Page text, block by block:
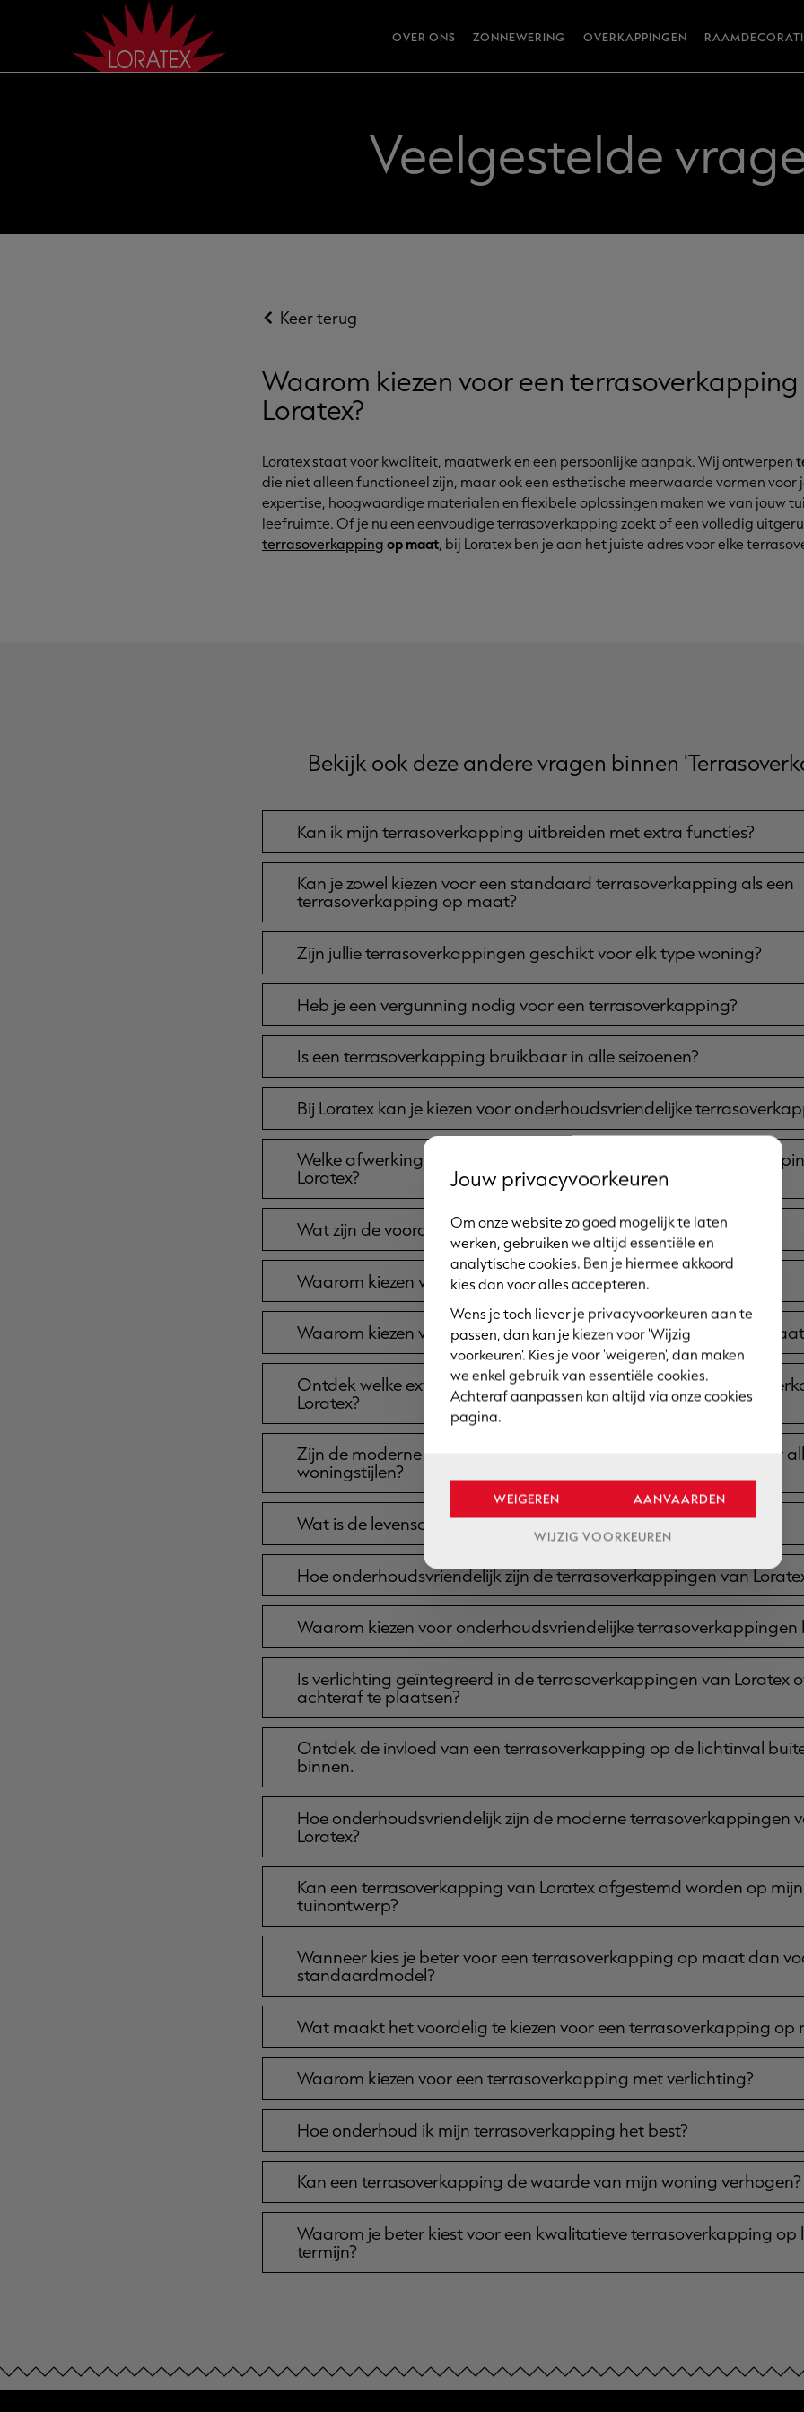
OVER ONS ZONNEWERING OVERKAPPINGEN
Veelgestelde
Keer terug
Waarom kiezen voor een terrasoverkapping
Loratex?
Loratex staat voor kwaliteit, maatwerk en een persoonlijke aanpak. Wij ontwerpen
die niet alleen functioneel zijn, maar ook een esthetische meerwaarde vormen voor
expertise, hoogwaardige materialen en flexibele oplossingen maken we van jouw
leefruimte. Of je nu een eenvoudige terrasoverkapping zoekt of een volledig
terrasoverkappingop maat, bij Loratex ben je aan het juiste adres voor elke
Bekijk ook deze andere vragen binnen
Kan ik mijn terrasoverkapping uitbreiden met extra functies?
Kan je zowel kiezen voor een standaard terrasoverkapping als een
terrasoverkapping op maat?
Zijn jullie terrasoverkappingen geschikt voor elk type woning?
Heb je een vergunning nodig voor een terrasoverkapping?
Is een terrasoverkapping bruikbaar in alle seizoenen?
Bij Loratex kan je kiezen voor onderhoudsvriendelijke
Welke afwerking en kleuren zijn mogelijk voor een
Loratex?
Wat zijn de voordelen van een terrasoverkapping op maat?
Waarom kiezen voor een terrasoverkapping met lamellen?
Waarom kiezen voor Loratex voor jouw terrasoverkapping op
Ontdek welke extra opties mogelijk zijn bij de moderne
Loratex?
Zijn de moderne terrasoverkappingen van Loratex geschikt voor
woningstijlen?
Wat is de levensduur van een terrasoverkapping van Loratex?
Hoe onderhoudsvriendelijk zijn de terrasoverkappingen van
Waarom kiezen voor onderhoudsvriendelijke terrasoverkappingen
Is verlichting geïntegreerd in de terrasoverkappingen van Loratex
achteraf te plaatsen?
Ontdek de invloed van een terrasoverkapping op de lichtinval
binnen.
Hoe onderhoudsvriendelijk zijn de moderne terrasoverkappingen
Loratex?
Kan een terrasoverkapping van Loratex afgestemd worden op mijn
tuinontwerp?
Wanneer kies je beter voor een terrasoverkapping op maat dan
standaardmodel?
Wat maakt het voordelig te kiezen voor een terrasoverkapping op
Waarom kiezen voor een terrasoverkapping met verlichting?
Hoe onderhoud ik mijn terrasoverkapping het best?
Kan een terrasoverkapping de waarde van mijn woning verhogen?
Waarom je beter kiest voor een kwalitatieve terrasoverkapping op
termijn?
Jouw privacyvoorkeuren
Om onze website zo goed mogelijk te laten
werken, gebruiken we altijd essentiële en
analytische cookies. Ben je hiermee akkoord
kies dan voor alles accepteren.
Wens je toch liever je privacyvoorkeuren aan te
passen, dan kan je kiezen voor 'Wijzig
voorkeuren'. Kies je voor 'weigeren', dan maken
we enkel gebruik van essentiële cookies.
Achteraf aanpassen kan altijd via onze cookies
pagina.
WEIGEREN AANVAARDEN
WIJZIG VOORKEUREN